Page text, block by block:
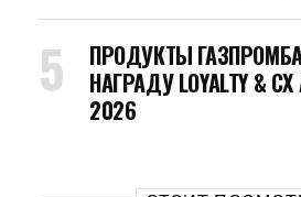
ПРОДУКТЫ
НАГРАДУ LOYALTY &
2026